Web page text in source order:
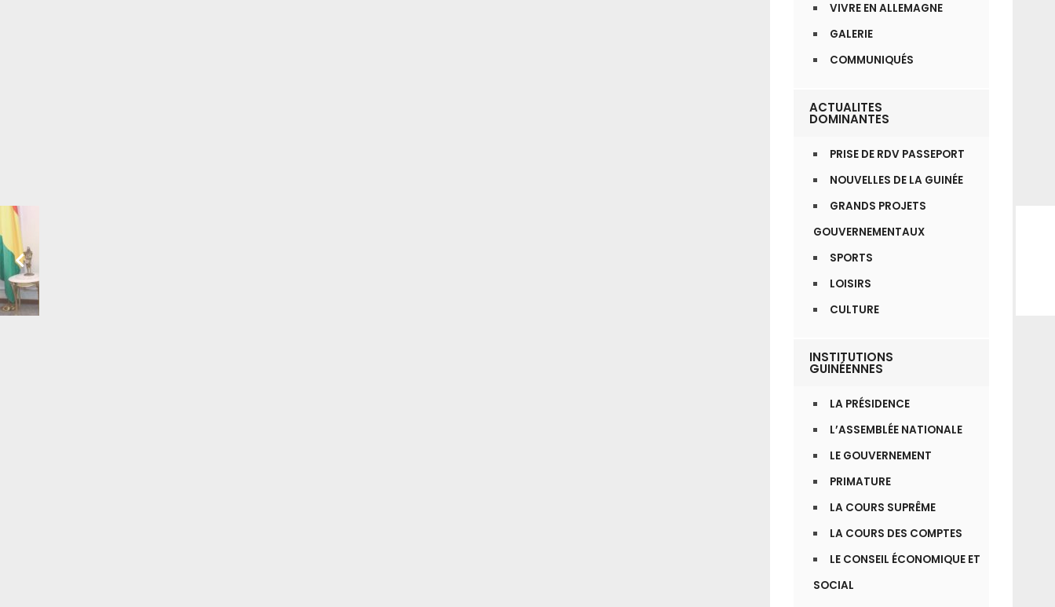
VIVRE EN ALLEMAGNE
GALERIE
COMMUNIQUÉS
ACTUALITES
DOMINANTES
PRISE DE RDV PASSEPORT
NOUVELLES DE LA GUINÉE
GRANDS PROJETS
GOUVERNEMENTAUX
SPORTS
LOISIRS
CULTURE
INSTITUTIONS
GUINÉENNES
LA PRÉSIDENCE
L’ASSEMBLÉE NATIONALE
LE GOUVERNEMENT
PRIMATURE
LA COURS SUPRÊME
LA COURS DES COMPTES
LE CONSEIL ÉCONOMIQUE ET
SOCIAL